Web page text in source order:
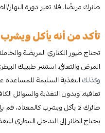
طائرك مريضًا، فلا تغير دورة النهار/
تأكد من أنه يأكل ويشرب
تحتاج طيور الكناري المريضة
المرض والتعافي. استشر طبيبك
وكذلكالتغذية السليمة
تعافيه. وبدون التغذية والسوائل
طائرك لا يأكل ويشرب كالمعتاد، قم
يحتاج الطائر إلى التدخل البيطري